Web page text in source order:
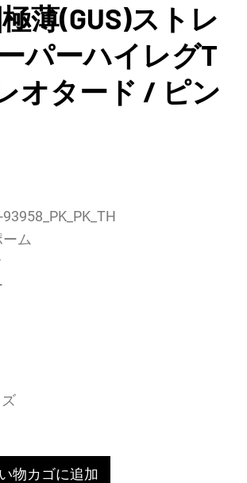
薄(GUS)ストレ
パーハイレグT
オタード / ピン
ム
物カゴに追加